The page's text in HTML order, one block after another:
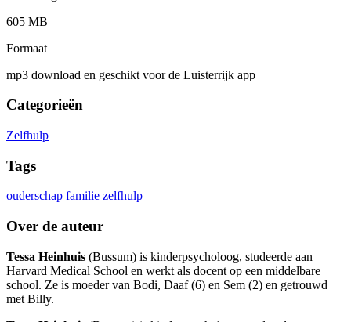
605 MB
Formaat
mp3 download en geschikt voor de Luisterrijk app
Categorieën
Zelfhulp
Tags
ouderschap familie zelfhulp
Over de auteur
Tessa Heinhuis (Bussum) is kinderpsycholoog, studeerde aan
Harvard Medical School en werkt als docent op een middelbare
school. Ze is moeder van Bodi, Daaf (6) en Sem (2) en getrouwd
met Billy.